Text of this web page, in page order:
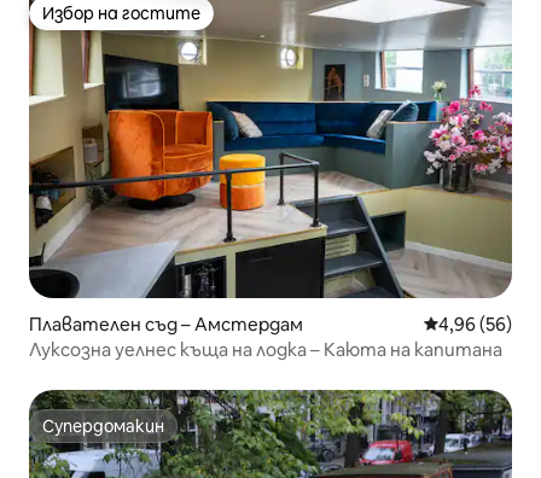
Избор на гостите
Избор на гостите
Плавателен съд – Амстердам Средна
4,96 (56)
Луксозна уелнес къща на лодка – Каюта на капитана
Супердомакин
Супердомакин